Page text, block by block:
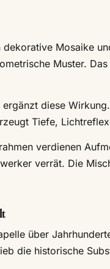
dekorative Mosaike
Muster.
diese
Tiefe,
verdienen
verrät. Die
über
die historische